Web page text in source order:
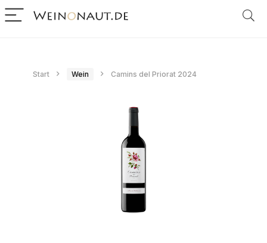
Start Wein Camins del Priorat 2024